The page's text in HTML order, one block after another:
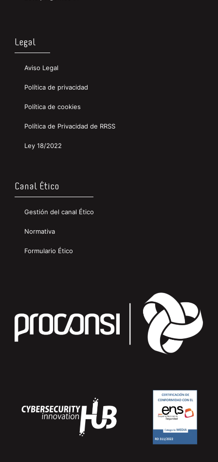
Legal
Aviso Legal
Política de privacidad
Política de cookies
Política de Privacidad de RRSS
Ley 18/2022
Canal Ético
Gestión del canal Ético
Normativa
Formulario Ético